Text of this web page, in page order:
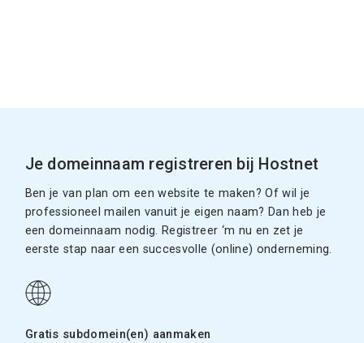
Je domeinnaam registreren bij Hostnet
Ben je van plan om een website te maken? Of wil je
professioneel mailen vanuit je eigen naam? Dan heb je
een domeinnaam nodig. Registreer ‘m nu en zet je
eerste stap naar een succesvolle (online) onderneming.
Gratis subdomein(en) aanmaken